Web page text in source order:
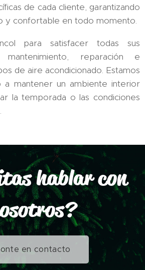
de cada cliente, garantizando
y confortable en todo momento.
para satisfacer todas sus
reparación e
de aire acondicionado. Estamos
a mantener un ambiente interior
la temporada o las condiciones
hablar con
en contacto